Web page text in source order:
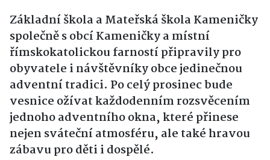
Základní škola a Mateřská škola Kameničky
společně s obcí Kameničky a místní
římskokatolickou farností připravily pro
obyvatele i návštěvníky obce jedinečnou
adventní tradici. Po celý prosinec bude
vesnice ožívat každodenním rozsvěcením
jednoho adventního okna, které přinese
nejen sváteční atmosféru, ale také hravou
zábavu pro děti i dospělé.